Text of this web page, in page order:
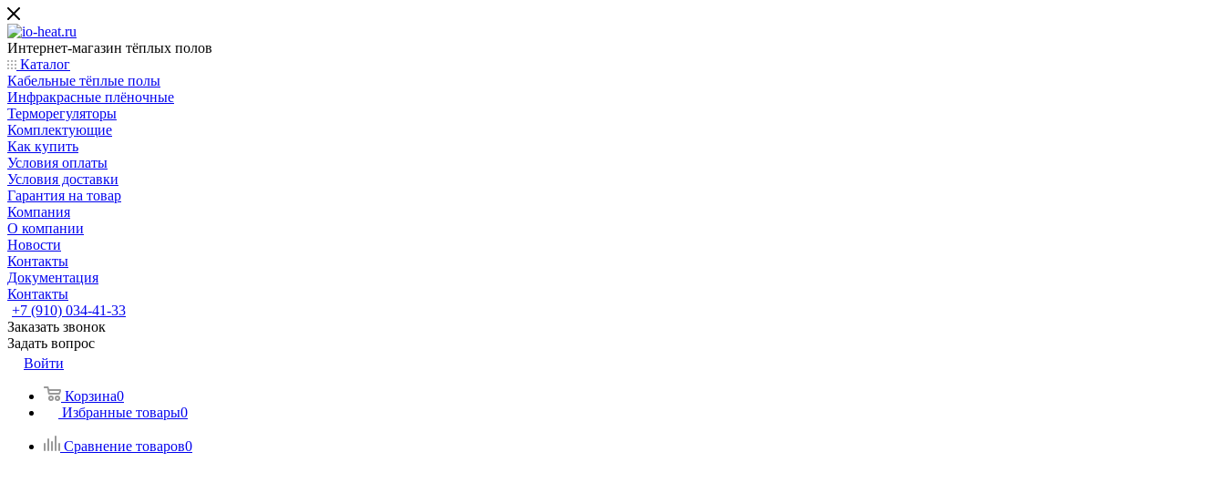
Интернет-магазин тёплых полов
Каталог
Кабельные тёплые полы
Инфракрасные плёночные
Терморегуляторы
Комплектующие
Как купить
Условия оплаты
Условия доставки
Гарантия на товар
Компания
О компании
Новости
Контакты
Документация
Контакты
+7 (910) 034-41-33
Заказать звонок
Задать вопрос
Войти
Корзина0
Избранные товары0
Сравнение товаров0